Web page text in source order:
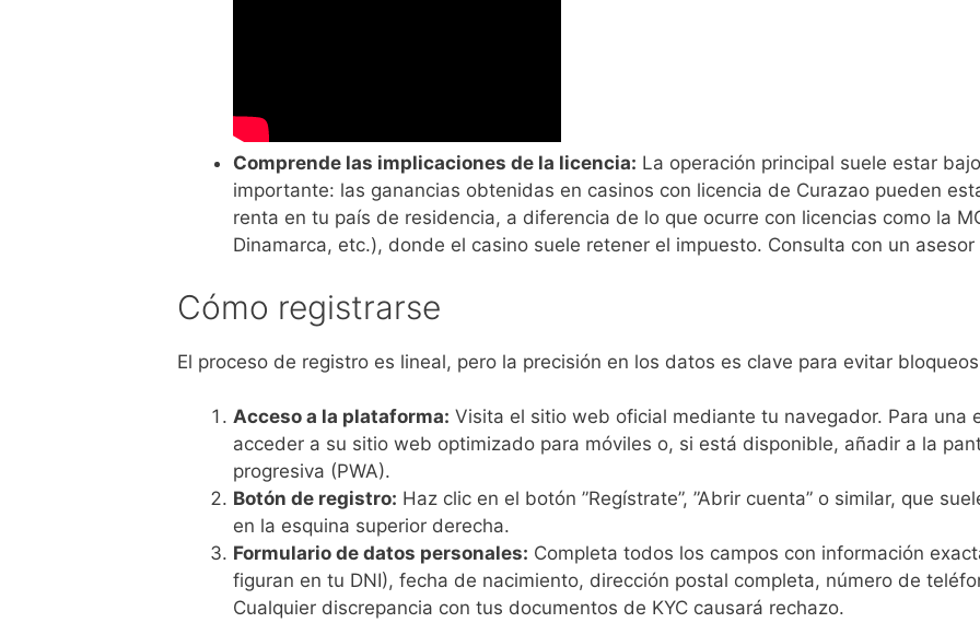
Comprende las implicaciones de la licencia: La operación principal suele estar
importante: las ganancias obtenidas en casinos con licencia de Curazao pueden
renta en tu país de residencia, a diferencia de lo que ocurre con licencias como la
Dinamarca, etc.), donde el casino suele retener el impuesto. Consulta con un asesor
Cómo registrarse
El proceso de registro es lineal, pero la precisión en los datos es clave para evitar
Acceso a la plataforma: Visita el sitio web oficial mediante tu navegador. Para una
acceder a su sitio web optimizado para móviles o, si está disponible, añadir a la
progresiva (PWA).
Botón de registro: Haz clic en el botón ”Regístrate”, ”Abrir cuenta” o similar, que
en la esquina superior derecha.
Formulario de datos personales: Completa todos los campos con información
figuran en tu DNI), fecha de nacimiento, dirección postal completa, número de
Cualquier discrepancia con tus documentos de KYC causará rechazo.